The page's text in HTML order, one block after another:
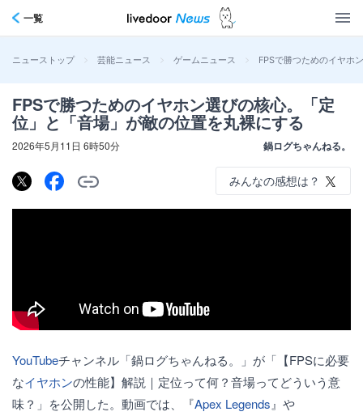
一覧
ニューストップ > 芸能ニュース > ゲームニュース > FPSで勝つためのイヤホ
FPSで勝つためのイヤホン選びの核心。「定
位」と「音場」が敵の位置を丸裸にする
2026年5月11日 6時50分 鍋ログちゃんねる。
みんなの感想は？
YouTubeチャンネル「鍋ログちゃんねる。」が「【FPSに必要
なイヤホンの性能】解説｜定位って何？音場ってどういう意
味？」を公開した。動画では、『Apex Legends 』や